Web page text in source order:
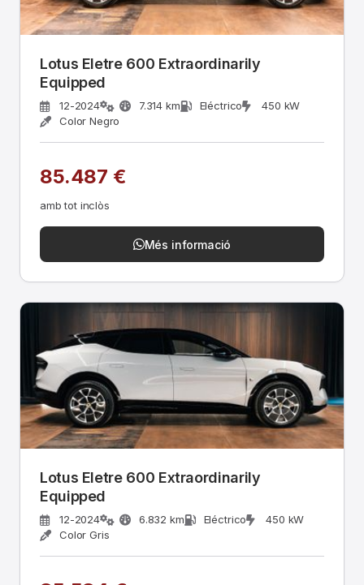
Lotus Eletre 600 Extraordinarily
Equipped
12-2024 7.314 km Eléctrico
450 kW
Color Negro
85.487 €
amb tot inclòs
Més informació
Lotus Eletre 600 Extraordinarily
Equipped
12-2024 6.832 km Eléctrico
450 kW
Color Gris